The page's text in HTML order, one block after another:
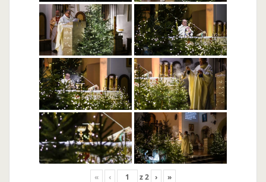
« ‹ z2 › »